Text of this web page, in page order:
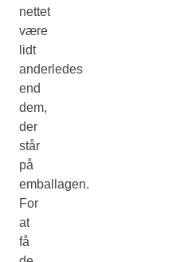
nettet
være
lidt
anderledes
end
dem,
der
står
på
emballagen.
For
at
få